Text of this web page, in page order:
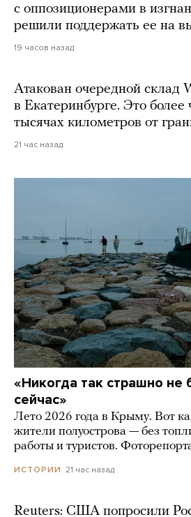
с оппозиционерами в
решили поддержать ее на
19 часов назад
Атакован очередной склад
в Екатеринбурге. Это более
тысячах километров от
21 час назад
«Никогда так страшно не
сейчас»
Лето 2026 года в Крыму. Вот
жители полуострова — без
работы и туристов.
ИСТОРИИ 21 час назад
Reuters: США попросили